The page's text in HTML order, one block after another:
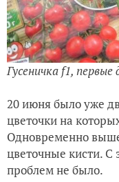
Гусеничка f1, первые
20 июня было уже
цветочки на
Одновременно
цветочные кисти. С
проблем не было.